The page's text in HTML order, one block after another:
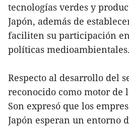
tecnologías verdes y
Japón, además de
faciliten su participación
políticas medioambientales.
Respecto al desarrollo del
reconocido como motor de
Son expresó que los
Japón esperan un entorno